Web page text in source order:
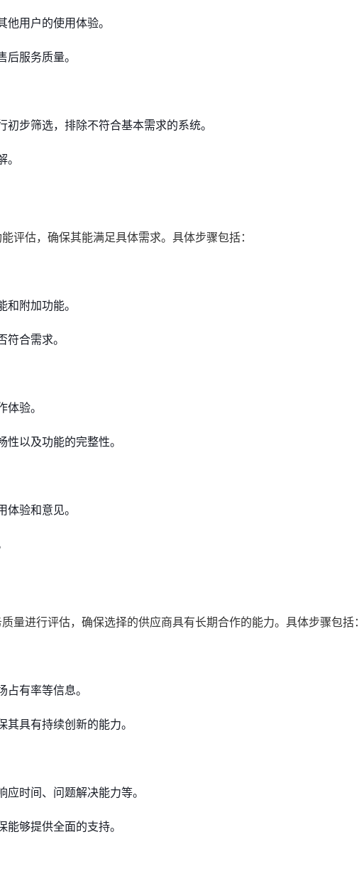
用户的使用体验。
服务质量。
步筛选，排除不符合基本需求的系统。
评估，确保其能满足具体需求。具体步骤包括：
附加功能。
合需求。
验。
以及功能的完整性。
验和意见。
量进行评估，确保选择的供应商具有长期合作的能力。具体步骤包括：
有率等信息。
具有持续创新的能力。
时间、问题解决能力等。
够提供全面的支持。